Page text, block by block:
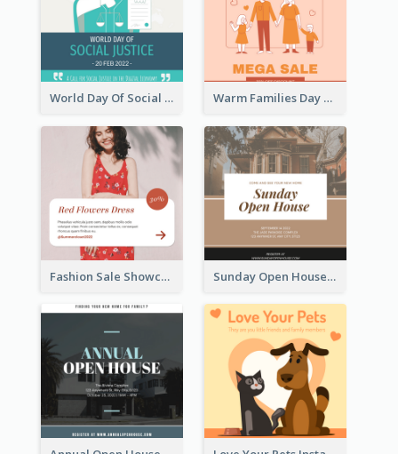
World Day Of Social Justice Instagram Post Warm Families Day Sales Instagram Post
Fashion Sale Showcase Instagram Post Sunday Open House Instagram Post